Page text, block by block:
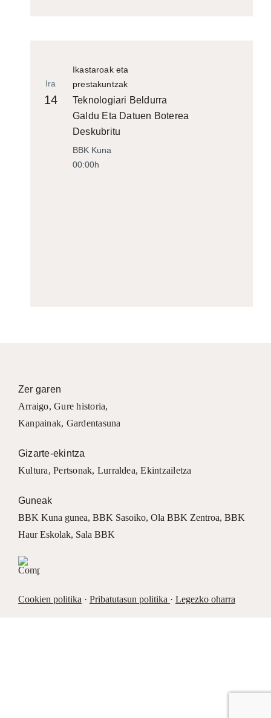
Ikastaroak eta
prestakuntzak
Ira
14
Teknologiari Beldurra
Galdu Eta Datuen Boterea
Deskubritu
BBK Kuna
00:00h
Zer garen
Arraigo,Gure historia,
Kanpainak, Gardentasuna
Gizarte-ekintza
Kultura,Pertsonak, Lurraldea,Ekintzailetza
Guneak
BBK Kuna gunea, BBK Sasoiko, Ola BBK Zentroa, BBK
Haur Eskolak, Sala BBK
Cookien politika· Pribatutasun politika · Legezko oharra